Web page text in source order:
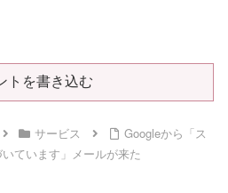
トを書き込む
サービス
Googleから「ス
ています」メールが来た